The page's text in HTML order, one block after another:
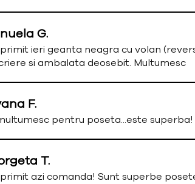
G.
ieri geanta neagra cu volan
si ambalata deosebit. Multumesc
F.
pentru poseta...este superba!
T.
azi comanda! Sunt superbe